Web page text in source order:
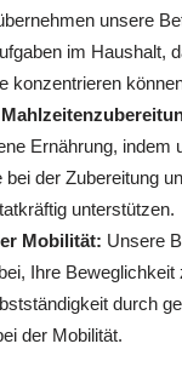
unsere
im Haushalt,
konzentrieren
Ernährung, indem
bei der Zubereitung
unterstützen.
Mobilität: Unsere
Ihre Beweglichkeit
durch
der Mobilität.